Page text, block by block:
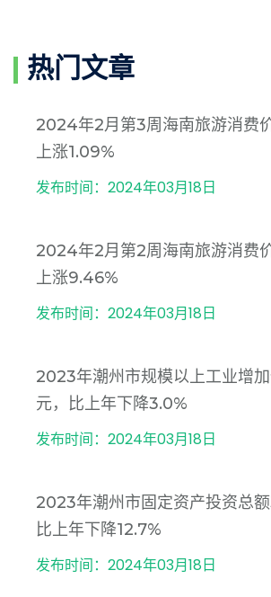
热门文章
2024年2月第3周海南旅游消费
上涨1.09%
发布时间：2024年03月18日
2024年2月第2周海南旅游消费
上涨9.46%
发布时间：2024年03月18日
2023年潮州市规模以上工业增
元，比上年下降3.0%
发布时间：2024年03月18日
2023年潮州市固定资产投资总额
比上年下降12.7%
发布时间：2024年03月18日